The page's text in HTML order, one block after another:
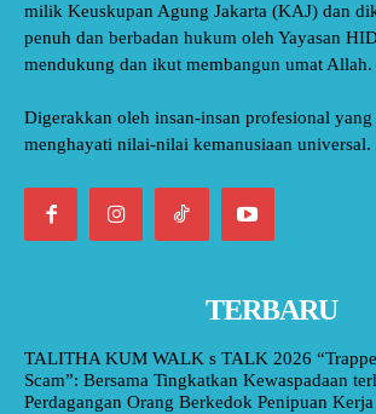
milik Keuskupan Agung Jakarta (KAJ) dan
penuh dan berbadan hukum oleh Yayasan
mendukung dan ikut membangun umat Allah.
Digerakkan oleh insan-insan profesional yang
menghayati nilai-nilai kemanusiaan universal.
TERBARU
TALITHA KUM WALK s TALK 2026
Scam”: Bersama Tingkatkan Kewaspadaan
Perdagangan Orang Berkedok Penipuan